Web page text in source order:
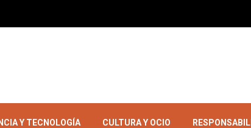
Y TECNOLOGÍA CULTURA Y OCIO